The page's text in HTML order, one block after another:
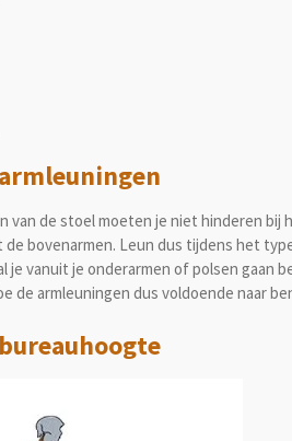
van de stoel moeten je niet hinderen bij
bovenarmen. Leun dus tijdens het
je vanuit je onderarmen of polsen gaan
de armleuningen dus voldoende naar